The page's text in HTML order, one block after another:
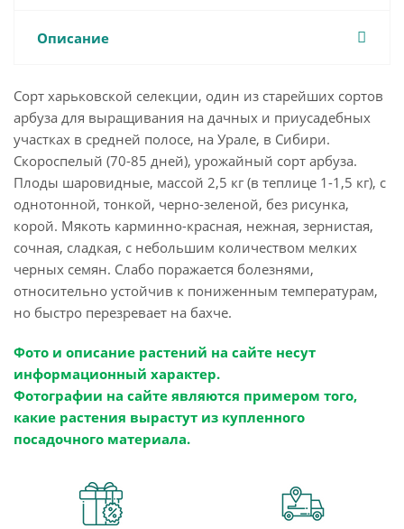
Описание
Сорт харьковской селекции, один из старейших сортов
арбуза для выращивания на дачных и приусадебных
участках в средней полосе, на Урале, в Сибири.
Скороспелый (70-85 дней), урожайный сорт арбуза.
Плоды шаровидные, массой 2,5 кг (в теплице 1-1,5 кг), с
однотонной, тонкой, черно-зеленой, без рисунка,
корой. Мякоть карминно-красная, нежная, зернистая,
сочная, сладкая, с небольшим количеством мелких
черных семян. Слабо поражается болезнями,
относительно устойчив к пониженным температурам,
но быстро перезревает на бахче.
Фото и описание растений на сайте несут
информационный характер.
Фотографии на сайте являются примером того,
какие растения вырастут из купленного
посадочного материала.